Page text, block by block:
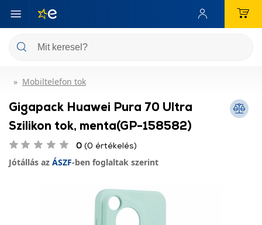
Mobiltelefon tok
Gigapack Huawei Pura 70 Ultra
Szilikon tok, menta(GP-158582)
0 (0 értékelés)
Jótállás az ÁSZF-ben foglaltak szerint